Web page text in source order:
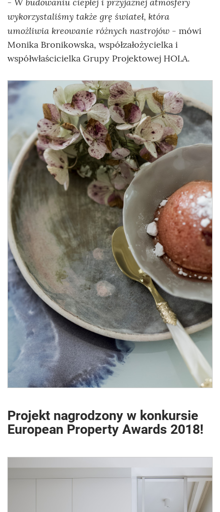
wykorzystaliśmy także grę świateł, która
umożliwia kreowanie różnych nastrojów - mówi
Monika Bronikowska, współzałożycielka i
współwłaścicielka Grupy Projektowej HOLA.
Projekt nagrodzony w konkursie
European Property Awards 2018!